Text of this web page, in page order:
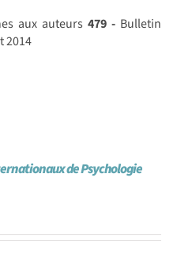
aux auteurs479 - Bulletin
2014
de Psychologie